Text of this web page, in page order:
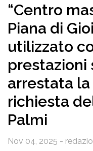
“Centro
Piana di
utilizzato
prestazioni
arrestata
richiesta
Palmi
Nov 04, 2025 -